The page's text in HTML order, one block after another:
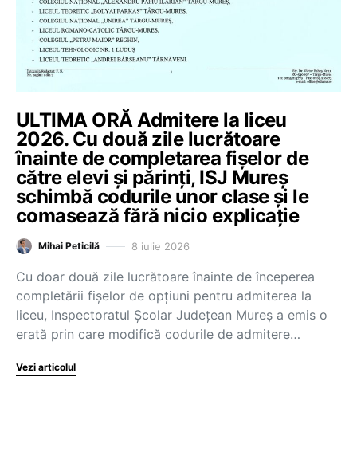
ULTIMA ORĂ Admitere la liceu
2026. Cu două zile lucrătoare
înainte de completarea fișelor de
către elevi și părinți, ISJ Mureș
schimbă codurile unor clase și le
comasează fără nicio explicație
Mihai Peticilă 8 iulie 2026
Cu doar două zile lucrătoare înainte de începerea
completării fișelor de opțiuni pentru admiterea la
liceu, Inspectoratul Școlar Județean Mureș a emis o
erată prin care modifică codurile de admitere…
Vezi articolul